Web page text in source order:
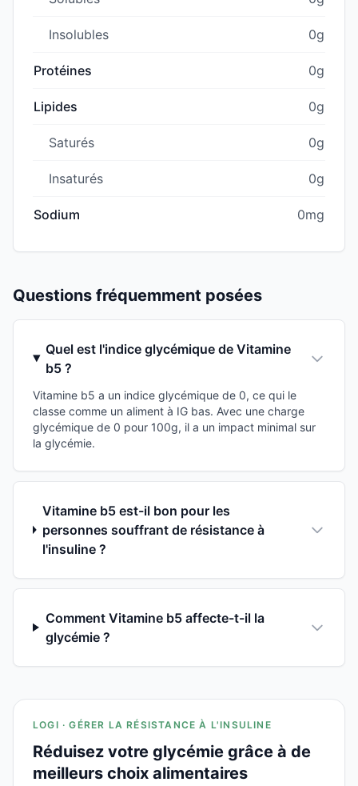
Insolubles 0g
Protéines 0g
Lipides 0g
Saturés 0g
Insaturés 0g
Sodium 0mg
Questions fréquemment posées
Quel est l'indice glycémique de Vitamine
b5 ?
Vitamine b5 a un indice glycémique de 0, ce qui le
classe comme un aliment à IG bas. Avec une charge
glycémique de 0 pour 100g, il a un impact minimal sur
la glycémie.
Vitamine b5 est-il bon pour les
personnes souffrant de résistance à
l'insuline ?
Comment Vitamine b5 affecte-t-il la
glycémie ?
LOGI · GÉRER LA RÉSISTANCE À L'INSULINE
Réduisez votre glycémie grâce à de
meilleurs choix alimentaires